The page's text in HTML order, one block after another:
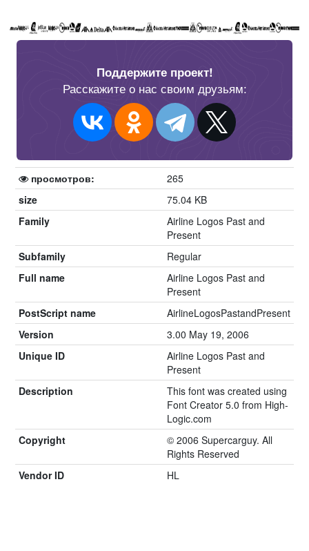
Поддержите проект!
Расскажите о нас своим друзьям:
просмотров:
265
size
75.04 KB
Family
Airline Logos Past and
Present
Subfamily
Regular
Full name
Airline Logos Past and
Present
PostScript name
AirlineLogosPastandPresent
Version
3.00 May 19, 2006
Unique ID
Airline Logos Past and
Present
Description
This font was created using
Font Creator 5.0 from High-
Logic.com
Copyright
© 2006 Supercarguy. All
Rights Reserved
Vendor ID
HL